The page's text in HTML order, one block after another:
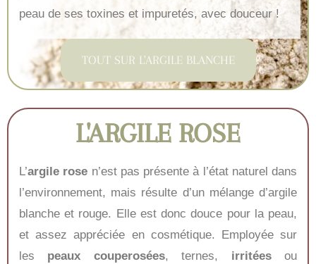
peau de ses toxines et impuretés, avec douceur !
TOUT SUR L'ARGILE BLANCHE
L'ARGILE ROSE
L’argile rose n’est pas présente à l’état naturel dans
l’environnement, mais résulte d’un mélange d’argile
blanche et rouge. Elle est donc douce pour la peau,
et assez appréciée en cosmétique. Employée sur
les peaux couperosées, ternes, irritéesou